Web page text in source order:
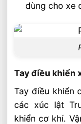
dùng cho xe
Tay điều khiển
Tay điều khiển
các xúc lật
khiển cơ khí.